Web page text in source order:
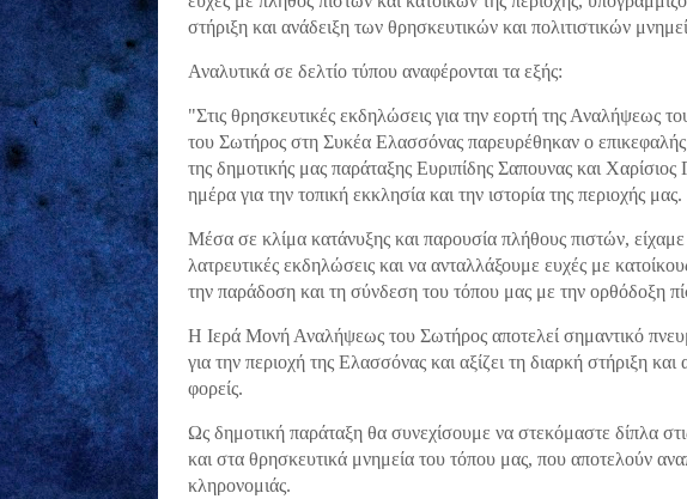
στήριξη και ανάδειξη των θρησκευτικών και πολιτιστικών
Αναλυτικά σε δελτίο τύπου αναφέρονται τα εξής:
"Στις θρησκευτικές εκδηλώσεις για την εορτή της Αναλήψεως
του Σωτήρος στη Συκέα Ελασσόνας παρευρέθηκαν ο
της δημοτικής μας παράταξης Ευριπίδης Σαπουνας και
ημέρα για την τοπική εκκλησία και την ιστορία της περιοχής μας.
Μέσα σε κλίμα κατάνυξης και παρουσία πλήθους πιστών,
λατρευτικές εκδηλώσεις και να ανταλλάξουμε ευχές με
την παράδοση και τη σύνδεση του τόπου μας με την ορθόδοξη
Η Ιερά Μονή Αναλήψεως του Σωτήρος αποτελεί σημαντικό
για την περιοχή της Ελασσόνας και αξίζει τη διαρκή στήριξη
φορείς.
Ως δημοτική παράταξη θα συνεχίσουμε να στεκόμαστε δίπλα
και στα θρησκευτικά μνημεία του τόπου μας, που αποτελούν
κληρονομιάς.